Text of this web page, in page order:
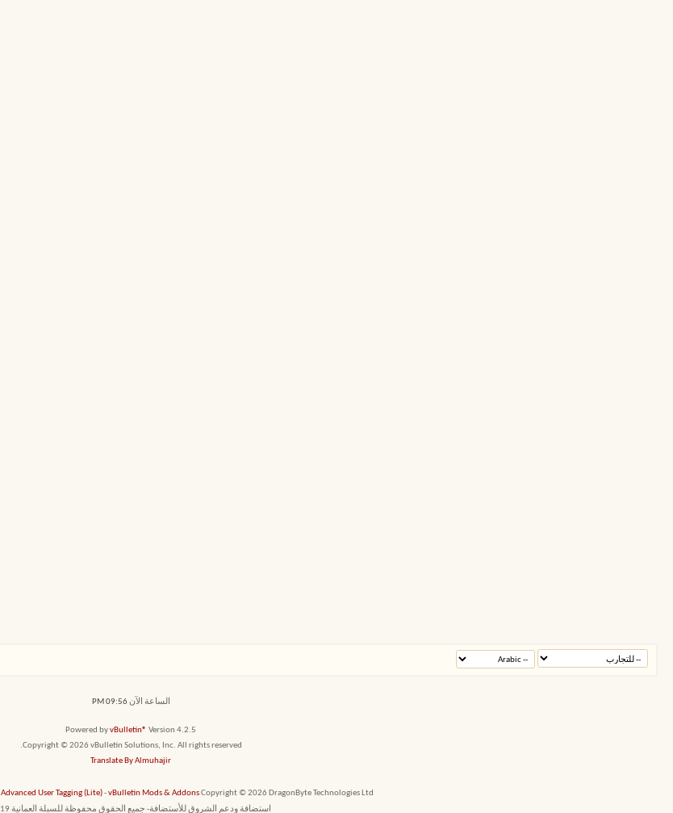
الساعة الآن09:56 PM
Powered byvBulletin® Version 4.2.5
Copyright © 2026 vBulletin Solutions, Inc. All rights reserved.
Translate By Almuhajir
Advanced User Tagging (Lite)-vBulletin Mods & AddonsCopyright © 2026 DragonByte Technologies Ltd.
استضافة ودعم الشروق للأستضافة- جميع الحقوق محفوظة للسبلة العمانية 2019